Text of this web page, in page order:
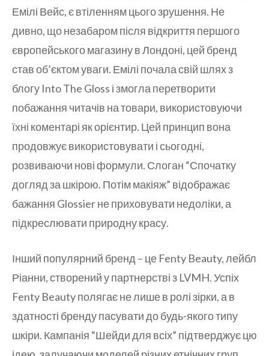
Емілі Вейс, є втіленням цього зрушення. Не
дивно, що незабаром після відкриття першого
європейського магазину в Лондоні, цей бренд
став об’єктом уваги. Емілі почала свій шлях з
блогу Into The Gloss і змогла перетворити
побажання читачів на товари, використовуючи
їхні коментарі як орієнтир. Цей принцип вона
продовжує використовувати і сьогодні,
розвиваючи нові формули. Слоган “Спочатку
догляд за шкірою. Потім макіяж” відображає
бажання Glossier не приховувати недоліки, а
підкреслювати природну красу.
Інший популярний бренд – це Fenty Beauty, лейбл
Ріанни, створений у партнерстві з LVMH. Успіх
Fenty Beauty полягає не лише в ролі зірки, а в
здатності бренду пасувати до будь-якого типу
шкіри. Кампанія “Шейди для всіх” підтверджує цю